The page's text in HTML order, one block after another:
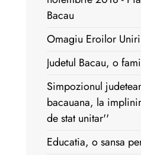
Bacau
Omagiu Eroilor
Judetul Bacau, o
Simpozionul
bacauana, la
de stat unitar''
Educatia, o sansa